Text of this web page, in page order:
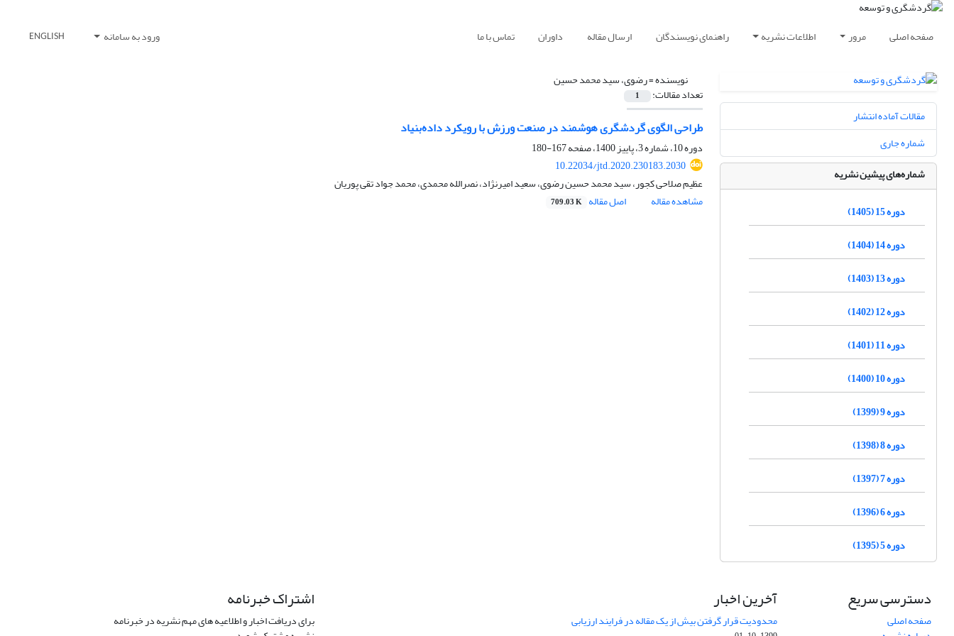
صفحه اصلی مرور اطلاعات نشریه راهنمای نویسندگان ارسال مقاله داوران تماس با ما ورود به سامانه ENGLISH
نویسنده =رضوی، سید محمد حسین
تعداد مقالات: 1
طراحی الگوی گردشگری هوشمند در صنعت ورزش با رویکرد داده‌بنیاد
دوره 10، شماره 3، پاییز 1400، صفحه
167-180
10.22034/jtd.2020.230183.2030
عظیم صلاحی کجور، سید محمد حسین رضوی، سعید امیرنژاد، نصرالله محمدی، محمد جواد تقی پوریان
مشاهده مقاله
اصل مقاله 709.03 K
مقالات آماده انتشار
شماره جاری
شماره‌های پیشین نشریه
دوره 15 (1405)
دوره 14 (1404)
دوره 13 (1403)
دوره 12 (1402)
دوره 11 (1401)
دوره 10 (1400)
دوره 9 (1399)
دوره 8 (1398)
دوره 7 (1397)
دوره 6 (1396)
دوره 5 (1395)
دسترسی سریع
صفحه اصلی
آخرین اخبار
محدودیت قرار گرفتن بیش از یک مقاله در فرایند ارزیابی
اشتراک خبرنامه
برای دریافت اخبار و اطلاعیه های مهم نشریه در خبرنامه